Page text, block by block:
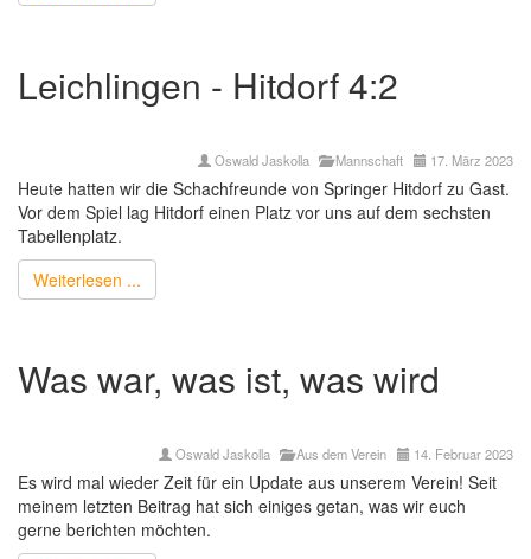
Leichlingen - Hitdorf 4:2
Oswald Jaskolla Mannschaft 17. März 2023
Heute hatten wir die Schachfreunde von Springer Hitdorf zu Gast.
Vor dem Spiel lag Hitdorf einen Platz vor uns auf dem sechsten
Tabellenplatz.
Weiterlesen ...
Was war, was ist, was wird
Oswald Jaskolla Aus dem Verein 14. Februar 2023
Es wird mal wieder Zeit für ein Update aus unserem Verein! Seit
meinem letzten Beitrag hat sich einiges getan, was wir euch
gerne berichten möchten.